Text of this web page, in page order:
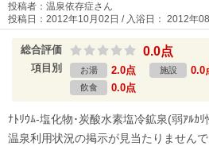
投稿者：温泉依存症さん
投稿日：2012年10月02日 / 入浴日： 2012年
総合評価 0.0点
項目別 お湯 2.0点 施設 0.0
飲食 0.0点
ﾅﾄﾘｳﾑ-塩化物･炭酸水素塩冷鉱泉(弱ｱﾙｶ
温泉利用状況の掲示が見当たりません